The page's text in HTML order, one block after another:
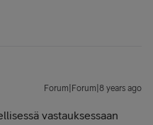
Forum|Forum|8 years ago
vastauksessaan